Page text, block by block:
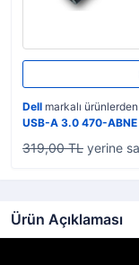
Dell markalı
USB-A 3.0 470-ABNE
319,00 TL yerine
Ürün Açıklaması